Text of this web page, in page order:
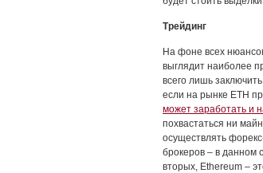
Трейдинг
На фоне всех
выглядит наиболее
всего лишь
если на рынке ЕТН
может заработать и
похвастаться ни
осуществлять
брокеров – в данном
вторых, Ethereum –